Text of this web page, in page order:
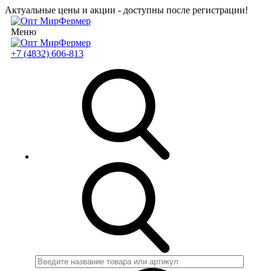
Актуальные цены и акции - доступны после регистрации!
Меню
+7 (4832) 606-813